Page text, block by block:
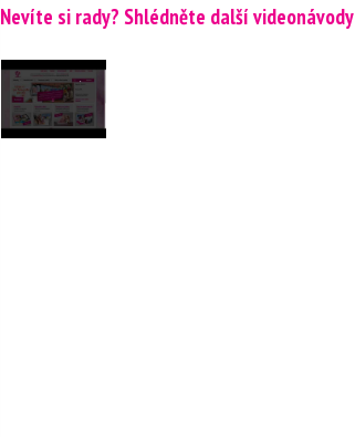
Nevíte si rady? Shlédněte další videonávody